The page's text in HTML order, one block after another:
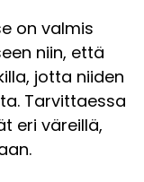
on valmis
niin, että
jotta niiden
Tarvittaessa
eri väreillä,